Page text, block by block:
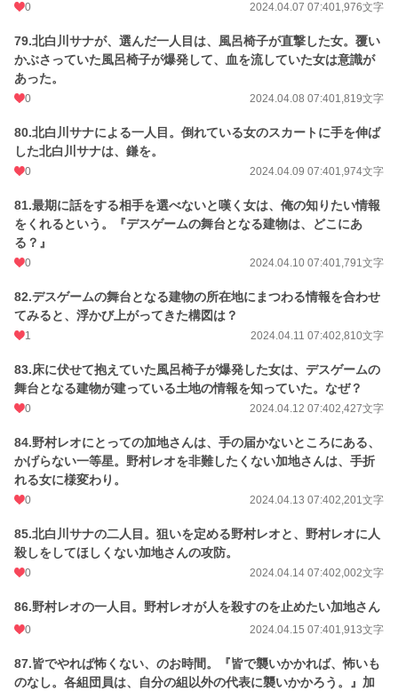
0 2024.04.07 07:401,976文字
79.北白川サナが、選んだ一人目は、風呂椅子が直撃した女。覆い
かぶさっていた風呂椅子が爆発して、血を流していた女は意識が
あった。
0 2024.04.08 07:401,819文字
80.北白川サナによる一人目。倒れている女のスカートに手を伸ば
した北白川サナは、鎌を。
0 2024.04.09 07:401,974文字
81.最期に話をする相手を選べないと嘆く女は、俺の知りたい情報
をくれるという。『デスゲームの舞台となる建物は、どこにあ
る？』
0 2024.04.10 07:401,791文字
82.デスゲームの舞台となる建物の所在地にまつわる情報を合わせ
てみると、浮かび上がってきた構図は？
1 2024.04.11 07:402,810文字
83.床に伏せて抱えていた風呂椅子が爆発した女は、デスゲームの
舞台となる建物が建っている土地の情報を知っていた。なぜ？
0 2024.04.12 07:402,427文字
84.野村レオにとっての加地さんは、手の届かないところにある、
かげらない一等星。野村レオを非難したくない加地さんは、手折
れる女に様変わり。
0 2024.04.13 07:402,201文字
85.北白川サナの二人目。狙いを定める野村レオと、野村レオに人
殺しをしてほしくない加地さんの攻防。
0 2024.04.14 07:402,002文字
86.野村レオの一人目。野村レオが人を殺すのを止めたい加地さん
0 2024.04.15 07:401,913文字
87.皆でやれば怖くない、のお時間。『皆で襲いかかれば、怖いも
のなし。各組団員は、自分の組以外の代表に襲いかかろう。』加